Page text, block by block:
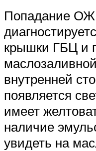
Попадание ОЖ
крышки ГБЦ и
внутренней
появляется
имеет
наличие
увидеть на